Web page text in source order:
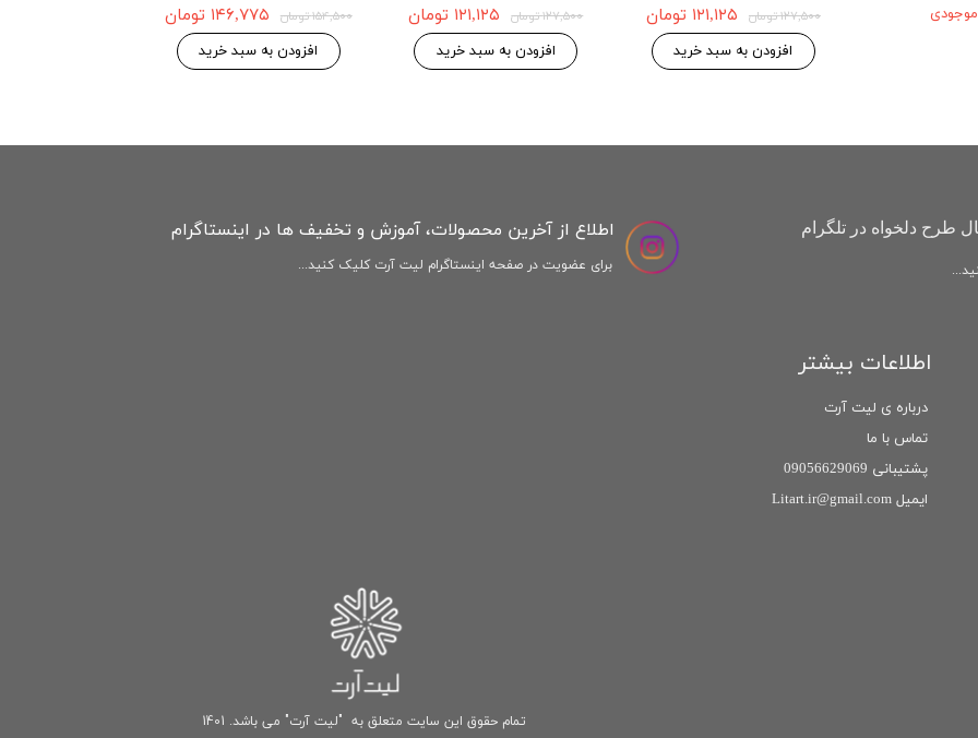
۱۵۴,۵۰۰ تومان ۱۴۶,۷۷۵ تومان
افزودن به سبد خرید
۱۲۷,۵۰۰ تومان ۱۲۱,۱۲۵ تومان
افزودن به سبد خرید
۱۲۷,۵۰۰ تومان ۱۲۱,۱۲۵ تومان
افزودن به سبد خرید
موجودی
طرح دلخواه در تلگرام
اطلاعات بیشتر
درباره ی لیت آرت
تماس با ما
پشتیبانی 09056629069
ایمیل Litart.ir@gmail.com
تمام حقوق این سایت متعلق به "لیت آرت" می باشد. 1401
اطلاع از آخرین محصولات، آموزش و تخفیف ها در اینستاگرام
برای عضویت در صفحه اینستاگرام لیت آرت کلیک کنید...